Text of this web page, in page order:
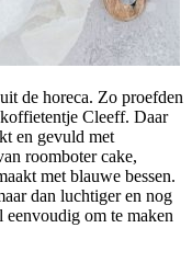
de horeca. Zo proefden
Cleeff. Daar
en gevuld met
roomboter cake,
met blauwe bessen.
dan luchtiger en nog
eenvoudig om te maken